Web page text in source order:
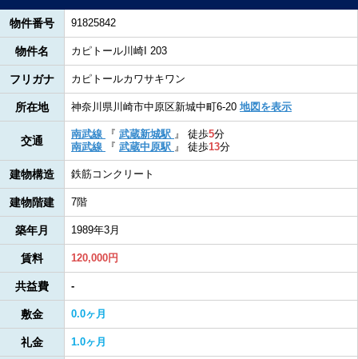
物件番号 91825842
物件名 カピトール川崎I 203
フリガナ カピトールカワサキワン
所在地 神奈川県川崎市中原区新城中町6-20 地図を表示
交通
南武線 『 武蔵新城駅 』 徒歩5分
南武線
『 武蔵中原駅 』 徒歩13分
建物構造 鉄筋コンクリート
建物階建 7階
築年月 1989年3月
賃料 120,000円
共益費 -
敷金 0.0ヶ月
礼金 1.0ヶ月